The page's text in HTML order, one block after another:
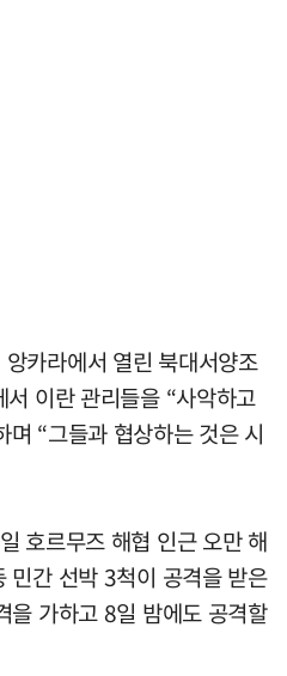
카라에서 열린 북대서양조
이란 관리들을 “사악하고
“그들과 협상하는 것은 시
호르무즈 해협 인근 오만 해
민간 선박 3척이 공격을 받은
을 가하고 8일 밤에도 공격할